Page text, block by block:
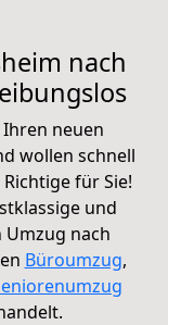
nach
neuen
wollen schnell
für Sie!
und
nach
Büroumzug,